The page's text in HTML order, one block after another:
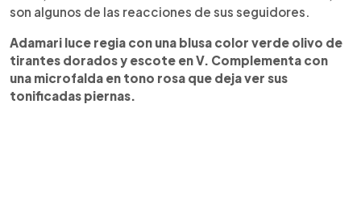
son algunos de las reacciones de sus seguidores.
Adamari luce regia con una blusa color verde olivo de
tirantes dorados y escote en V. Complementa con
una microfalda en tono rosa que deja ver sus
tonificadas piernas.